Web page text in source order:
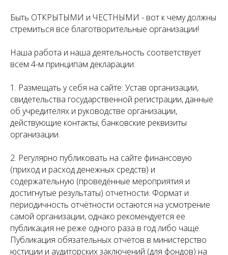
Быть ОТКРЫТЫМИ и ЧЕСТНЫМИ - вот к чему должны
стремиться все благотворительные организации!
Наша работа и наша деятельность соответствует
всем 4-м принципам декларации:
1. Размещать у себя на сайте: Устав организации,
свидетельства государственной регистрации, данные
об учредителях и руководстве организации,
действующие контакты, банковские реквизиты
организации.
2. Регулярно публиковать на сайте финансовую
(приход и расход денежных средств) и
содержательную (проведённые мероприятия и
достигнутые результаты) отчетности. Формат и
периодичность отчётности остаются на усмотрение
самой организации, однако рекомендуется ее
публикация не реже одного раза в год либо чаще.
Публикация обязательных отчётов в министерство
юстиции и аудиторских заключений (для фондов) на